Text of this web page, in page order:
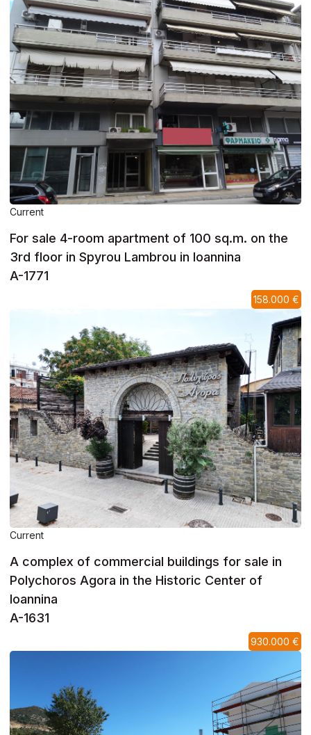
Current
For sale 4-room apartment of 100 sq.m. on the
3rd floor in Spyrou Lambrou in Ioannina
A-1771
158.000 €
Current
A complex of commercial buildings for sale in
Polychoros Agora in the Historic Center of
Ioannina
A-1631
930.000 €